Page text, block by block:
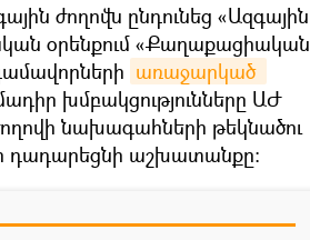
ժողովն ընդունեց «Ազգային
օրենքում «Քաղաքացիական
առաջարկած
խմբակցությունները ԱԺ
նախագահների թեկնածու
դադարեցնի աշխատանքը։